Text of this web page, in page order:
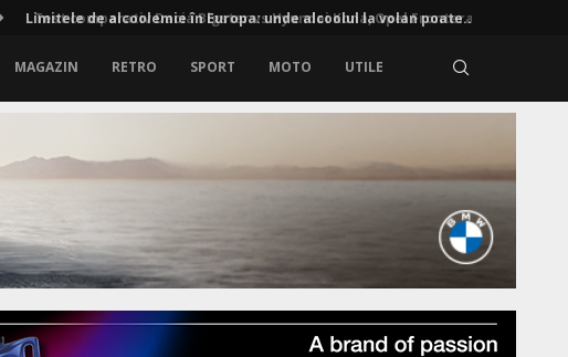
Limitele de alcoolemie în Europa: unde alcoolul la volan poate...
MAGAZIN RETRO SPORT MOTO UTILE